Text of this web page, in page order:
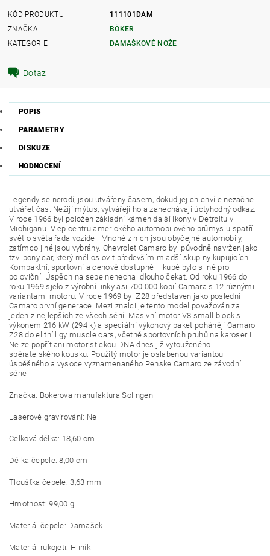
KÓD PRODUKTU
111101DAM
ZNAČKA
BÖKER
KATEGORIE
DAMAŠKOVÉ NOŽE
Dotaz
POPIS
PARAMETRY
DISKUZE
HODNOCENÍ
Legendy se nerodí, jsou utvářeny časem, dokud jejich chvíle nezačne
utvářet čas. Nežijí mýtus, vytvářejí ho a zanechávají úctyhodný odkaz.
V roce 1966 byl položen základní kámen další ikony v Detroitu v
Michiganu. V epicentru amerického automobilového průmyslu spatří
světlo světa řada vozidel. Mnohé z nich jsou obyčejné automobily,
zatímco jiné jsou vybrány. Chevrolet Camaro byl původně navržen jako
tzv. pony car, který měl oslovit především mladší skupiny kupujících.
Kompaktní, sportovní a cenově dostupné – kupé bylo silné pro
poloviční. Úspěch na sebe nenechal dlouho čekat. Od roku 1966 do
roku 1969 sjelo z výrobní linky asi 700 000 kopií Camara s 12 různými
variantami motoru. V roce 1969 byl Z28 představen jako poslední
Camaro první generace. Mezi znalci je tento model považován za
jeden z nejlepších ze všech sérií. Masivní motor V8 small block s
výkonem 216 kW (294 k) a speciální výkonový paket pohánějí Camaro
Z28 do elitní ligy muscle cars, včetně sportovních pruhů na karoserii.
Nelze popřít ani motoristickou DNA dnes již vytouženého
sběratelského kousku. Použitý motor je oslabenou variantou
úspěšného a vysoce vyznamenaného Penske Camaro ze závodní
série
Značka: Bokerova manufaktura Solingen
Laserové gravírování: Ne
Celková délka: 18,60 cm
Délka čepele: 8,00 cm
Tloušťka čepele: 3,63 mm
Hmotnost: 99,00 g
Materiál čepele: Damašek
Materiál rukojeti: Hliník